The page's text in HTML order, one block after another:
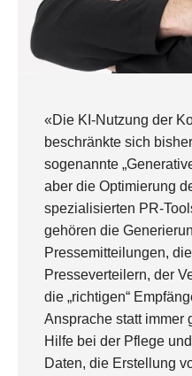
«Die KI-Nutzung der
beschränkte sich
sogenannte
aber die Optimierung
spezialisierten PR-
gehören die
Pressemitteilungen,
Presseverteilern, der
die „richtigen“
Ansprache statt immer
Hilfe bei der Pflege
Daten, die Erstellung